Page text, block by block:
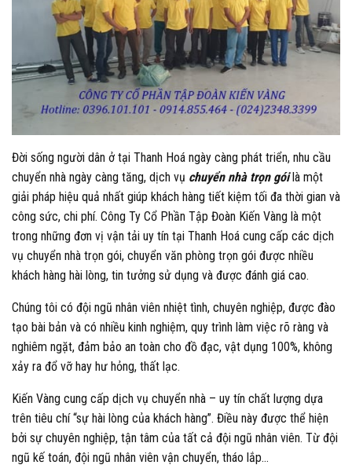
Đời sống người dân ở tại Thanh Hoá ngày càng phát triển, nhu cầu
chuyển nhà ngày càng tăng, dịch vụ chuyển nhà trọn góilà một
giải pháp hiệu quả nhất giúp khách hàng tiết kiệm tối đa thời gian và
công sức, chi phí. Công Ty Cổ Phần Tập Đoàn Kiến Vàng là một
trong những đơn vị vận tải uy tín tại Thanh Hoá cung cấp các dịch
vụ chuyển nhà trọn gói, chuyển văn phòng trọn gói được nhiều
khách hàng hài lòng, tin tưởng sử dụng và được đánh giá cao.
Chúng tôi có đội ngũ nhân viên nhiệt tình, chuyên nghiệp, được đào
tạo bài bản và có nhiều kinh nghiệm, quy trình làm việc rõ ràng và
nghiêm ngặt, đảm bảo an toàn cho đồ đạc, vật dụng 100%, không
xảy ra đổ vỡ hay hư hỏng, thất lạc.
Kiến Vàng cung cấp dịch vụ chuyển nhà – uy tín chất lượng dựa
trên tiêu chí “sự hài lòng của khách hàng”. Điều này được thể hiện
bởi sự chuyên nghiệp, tận tâm của tất cả đội ngũ nhân viên. Từ đội
ngũ kế toán, đội ngũ nhân viên vận chuyển, tháo lắp…